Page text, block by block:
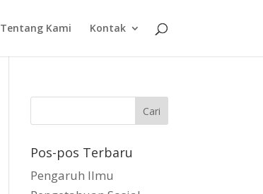
Tentang Kami Kontak
Pos-pos Terbaru
Pengaruh Ilmu